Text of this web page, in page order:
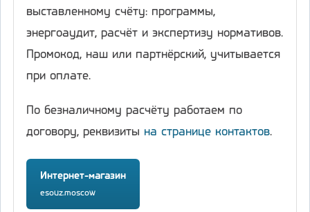
выставленному счёту: программы,
энергоаудит, расчёт и экспертизу нормативов.
Промокод, наш или партнёрский, учитывается
при оплате.
По безналичному расчёту работаем по
договору, реквизиты на странице контактов.
Интернет-магазин
esouz.moscow